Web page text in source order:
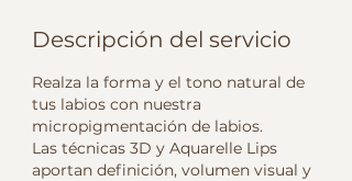
Descripción del servicio
Realza la forma y el tono natural de
tus labios con nuestra
micropigmentación de labios.
Las técnicas 3D y Aquarelle Lips
aportan definición, volumen visual y